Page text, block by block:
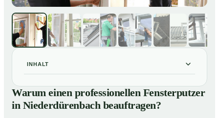
INHALT
Warum einen professionellen Fensterputzer in
Niederdürenbach beauftragen?
Darum lohnt sich ein Fensterputzer in Niederdürenbach
Warum einen professionellen Fensterputzer
in Niederdürenbach beauftragen?